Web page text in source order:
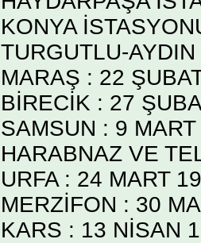
KONYA
TURGUTLU-
MARAŞ : 22
BİRECİK : 27
SAMSUN : 9
HARABNAZ VE
URFA : 24 MART
MERZİFON : 30
KARS : 13 NİSAN